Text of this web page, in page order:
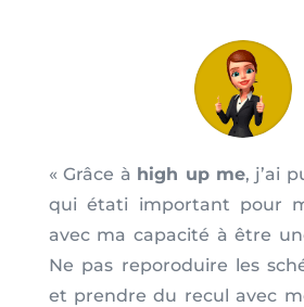
« Grâce à high up me, j’ai
qui étati important pour
avec ma capacité à être
Ne pas reporoduire les
et prendre du recul avec